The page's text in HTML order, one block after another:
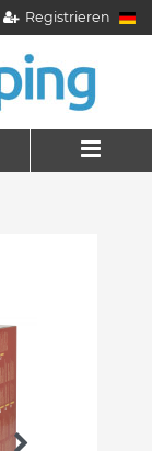
Registrieren